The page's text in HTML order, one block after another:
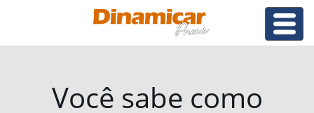
Você sabe como